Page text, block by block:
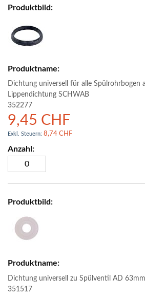
Dichtung universell für alle Spülrohrbogen
Lippendichtung SCHWAB
352277
9,45 CHF
8,74 CHF
Dichtung universell zu Spülventil AD
351517